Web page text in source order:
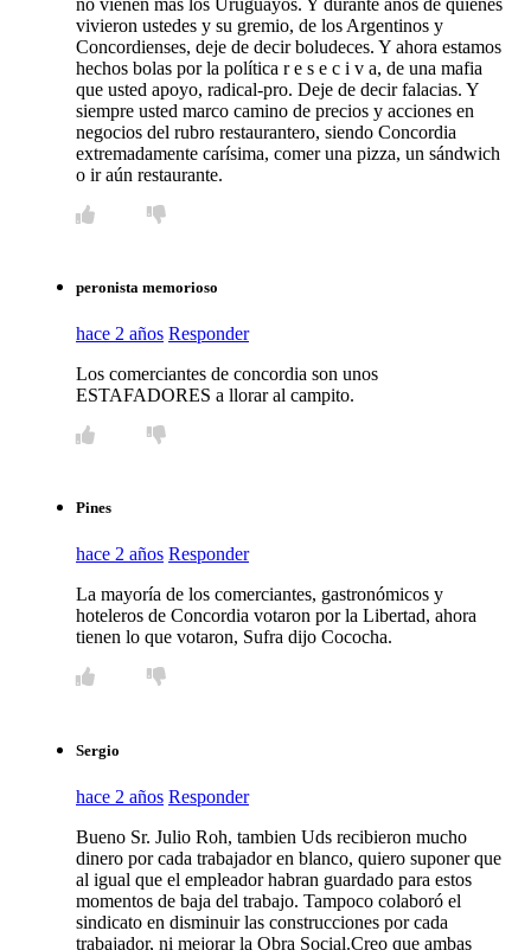
vivieron ustedes y su gremio, de los Argentinos y
Concordienses, deje de decir boludeces. Y ahora estamos
hechos bolas por la política r e s e c i v a, de una mafia
que usted apoyo, radical-pro. Deje de decir falacias. Y
siempre usted marco camino de precios y acciones en
negocios del rubro restaurantero, siendo Concordia
extremadamente carísima, comer una pizza, un sándwich
o ir aún restaurante.
peronista memorioso
hace 2 años Responder
Los comerciantes de concordia son unos
ESTAFADORES a llorar al campito.
Pines
hace 2 años Responder
La mayoría de los comerciantes, gastronómicos y
hoteleros de Concordia votaron por la Libertad, ahora
tienen lo que votaron, Sufra dijo Cococha.
Sergio
hace 2 años Responder
Bueno Sr. Julio Roh, tambien Uds recibieron mucho
dinero por cada trabajador en blanco, quiero suponer que
al igual que el empleador habran guardado para estos
momentos de baja del trabajo. Tampoco colaboró el
sindicato en disminuir las construcciones por cada
trabajador, ni mejorar la Obra Social.Creo que ambas